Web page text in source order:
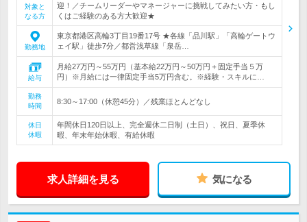
対象と
なる方
迎！／チームリーダーやマネージャーに挑戦してみたい方・もし
くはご経験のある方大歓迎★
勤務地
東京都港区高輪3丁目19番17号 ★各線「品川駅」「高輪ゲートウ
ェイ駅」徒歩7分／都営浅草線「泉岳…
給与
月給27万円～55万円（基本給22万円～50万円＋固定手当５万
円）※月給には一律固定手当5万円含む。※経験・スキルに…
勤務
時間
8:30～17:00（休憩45分）／残業ほとんどなし
休日
休暇
年間休日120日以上、完全週休二日制（土日）、祝日、夏季休
暇、年末年始休暇、有給休暇
求人詳細を見る 気になる